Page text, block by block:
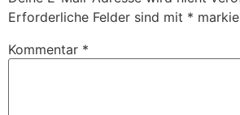
Erforderliche Felder sind mit *
Kommentar *